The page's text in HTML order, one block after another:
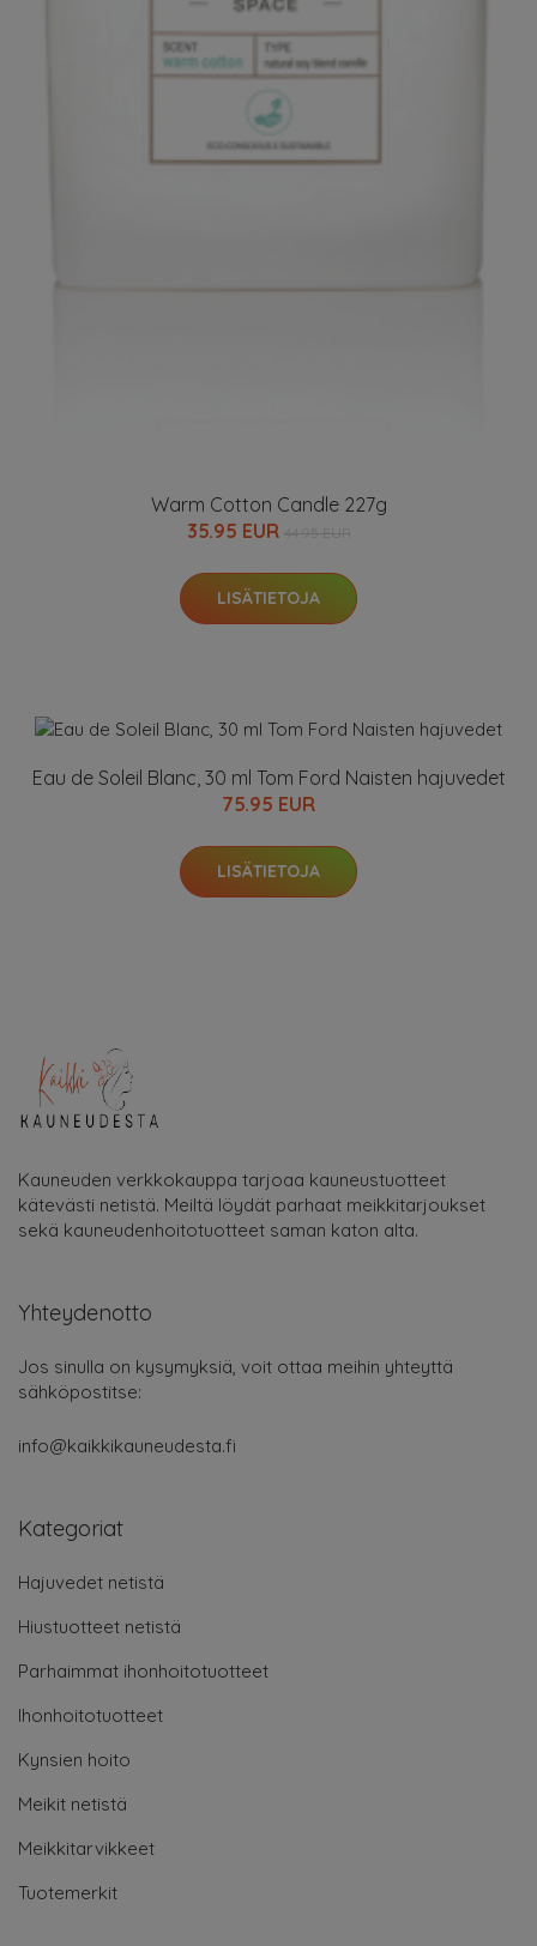
Warm Cotton Candle 227g
35.95 EUR
LISÄTIETOJA
Eau de Soleil Blanc, 30 ml Tom Ford Naisten hajuvedet
75.95 EUR
LISÄTIETOJA
Kauneuden verkkokauppa tarjoaa kauneustuotteet
kätevästi netistä. Meiltä löydät parhaat meikkitarjoukset
sekä kauneudenhoitotuotteet saman katon alta.
Yhteydenotto
Jos sinulla on kysymyksiä, voit ottaa meihin yhteyttä
sähköpostitse:
info@kaikkikauneudesta.fi
Kategoriat
Hajuvedet netistä
Hiustuotteet netistä
Parhaimmat ihonhoitotuotteet
Ihonhoitotuotteet
Kynsien hoito
Meikit netistä
Meikkitarvikkeet
Tuotemerkit